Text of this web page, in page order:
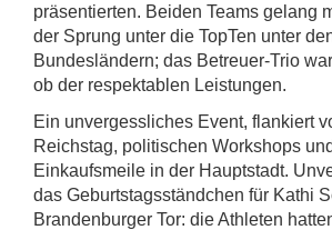
präsentierten. Beiden Teams gelang
der Sprung unter die TopTen unter
Bundesländern; das Betreuer-Trio
ob der respektablen Leistungen.
Ein unvergessliches Event, flankiert
Reichstag, politischen Workshops
Einkaufsmeile in der Hauptstadt.
das Geburtstagsständchen für Kathi
Brandenburger Tor: die Athleten